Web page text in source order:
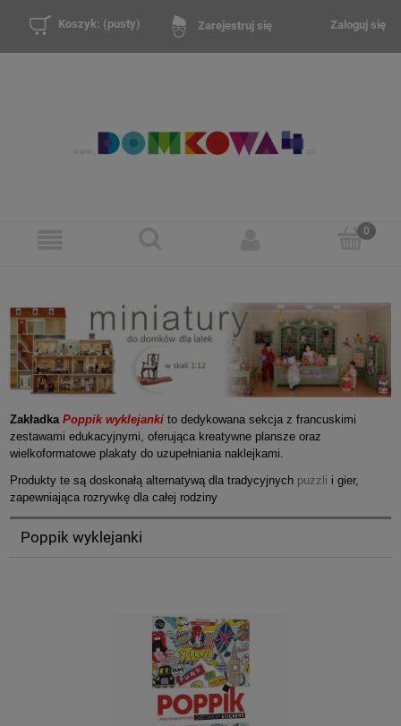
Zarejestruj się Zaloguj się
Koszyk: (pusty)
Zakładka Poppik wyklejanki to dedykowana sekcja z francuskimi
zestawami edukacyjnymi, oferująca kreatywne plansze oraz
wielkoformatowe plakaty do uzupełniania naklejkami.
Produkty te są doskonałą alternatywą dla tradycyjnych puzzli i gier,
zapewniająca rozrywkę dla całej rodziny
Poppik wyklejanki